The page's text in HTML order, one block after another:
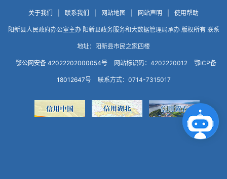
关于我们 联系我们 网站地图 网站声明 使用帮助
阳新县人民政府办公室主办 阳新县政务服务和大数据管理局承办 版权所有 联系
地址：阳新县市民之家四楼
鄂公网安备 42022202000054号 网站标识码：4202220012 鄂ICP备
18012647号 联系方式：0714-7315017